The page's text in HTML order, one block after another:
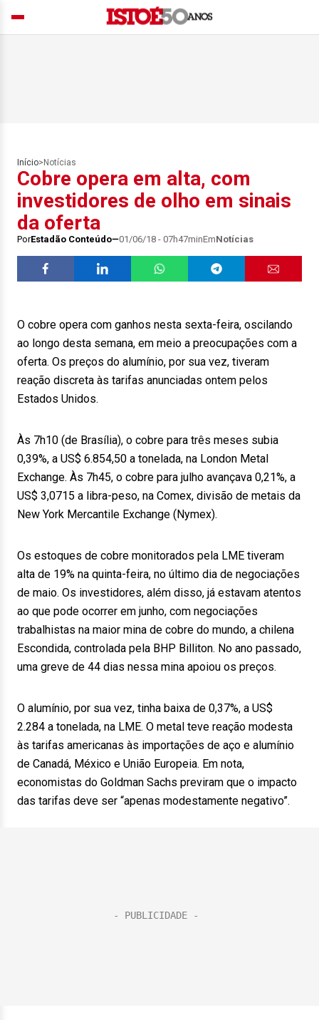
Início> Notícias
Cobre opera em alta, com
investidores de olho em sinais
da oferta
PorEstadão Conteúdo 01/06/18 - 07h47minEmNotícias
O cobre opera com ganhos nesta sexta-feira, oscilando
ao longo desta semana, em meio a preocupações com a
oferta. Os preços do alumínio, por sua vez, tiveram
reação discreta às tarifas anunciadas ontem pelos
Estados Unidos.
Às 7h10 (de Brasília), o cobre para três meses subia
0,39%, a US$ 6.854,50 a tonelada, na London Metal
Exchange. Às 7h45, o cobre para julho avançava 0,21%, a
US$ 3,0715 a libra-peso, na Comex, divisão de metais da
New York Mercantile Exchange (Nymex).
Os estoques de cobre monitorados pela LME tiveram
alta de 19% na quinta-feira, no último dia de negociações
de maio. Os investidores, além disso, já estavam atentos
ao que pode ocorrer em junho, com negociações
trabalhistas na maior mina de cobre do mundo, a chilena
Escondida, controlada pela BHP Billiton. No ano passado,
uma greve de 44 dias nessa mina apoiou os preços.
O alumínio, por sua vez, tinha baixa de 0,37%, a US$
2.284 a tonelada, na LME. O metal teve reação modesta
às tarifas americanas às importações de aço e alumínio
de Canadá, México e União Europeia. Em nota,
economistas do Goldman Sachs previram que o impacto
das tarifas deve ser “apenas modestamente negativo”.